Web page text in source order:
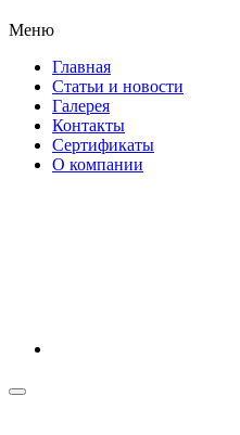
Меню
Главная
Статьи и новости
Галерея
Контакты
Сертификаты
О компании